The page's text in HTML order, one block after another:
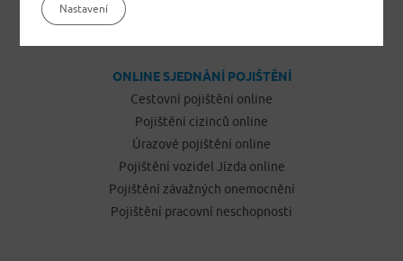
ONLINE SJEDNÁNÍ POJIŠTĚNÍ
Cestovní pojištění online
Pojištění cizinců online
Úrazové pojištění online
Pojištění vozidel Jízda online
Pojištění závažných onemocnění
Pojištění pracovní neschopnosti
Nastavení